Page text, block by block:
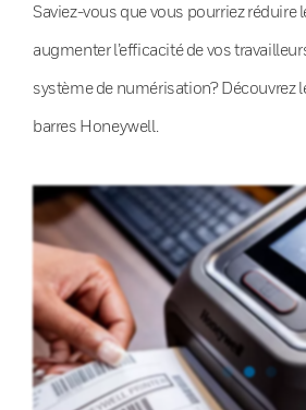
Saviez-vous que vous pourriez réduire
augmenter l’efficacité de vos
système de numérisation? Découvrez
barres Honeywell.